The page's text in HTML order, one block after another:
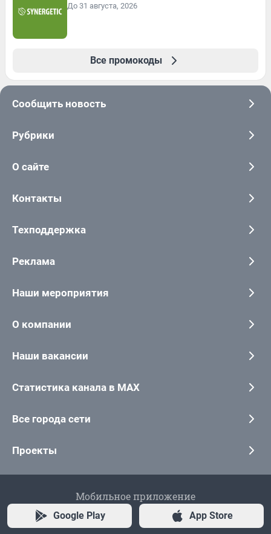
До 31 августа, 2026
Все промокоды
Сообщить новость
Рубрики
О сайте
Контакты
Техподдержка
Реклама
Наши мероприятия
О компании
Наши вакансии
Статистика канала в MAX
Все города сети
Проекты
Мобильное приложение
Google Play App Store